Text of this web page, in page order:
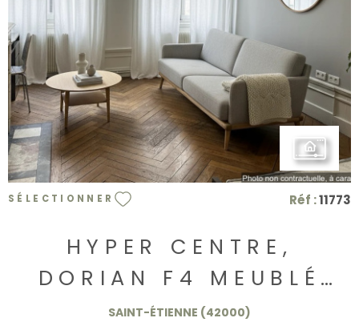
VOIR LE BIEN
SÉLECTIONNER Réf :11773
HYPER CENTRE,
DORIAN F4 MEUBLÉ
135.000€
SAINT-ÉTIENNE (42000)